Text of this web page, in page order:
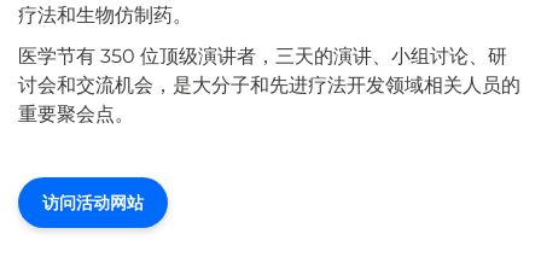
疗法和生物仿制药。
医学节有 350 位顶级演讲者，三天的演讲、小组讨论、研
讨会和交流机会，是大分子和先进疗法开发领域相关人员的
重要聚会点。
访问活动网站